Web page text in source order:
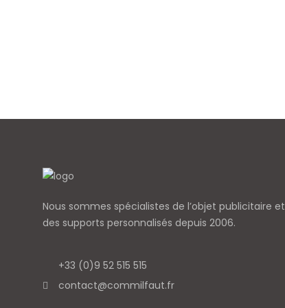
Nous sommes spécialistes de l’objet publicitaire et
des supports personnalisés depuis 2006.
+33 (0)9 52 515 515
contact@commilfaut.fr